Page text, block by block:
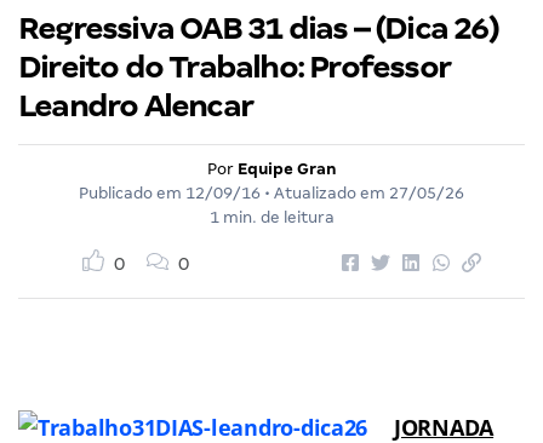
Regressiva OAB 31 dias – (Dica 26)
Direito do Trabalho: Professor
Leandro Alencar
Por Equipe Gran
Publicado em 12/09/16 • Atualizado em 27/05/26
1 min. de leitura
0 0
JORNADA